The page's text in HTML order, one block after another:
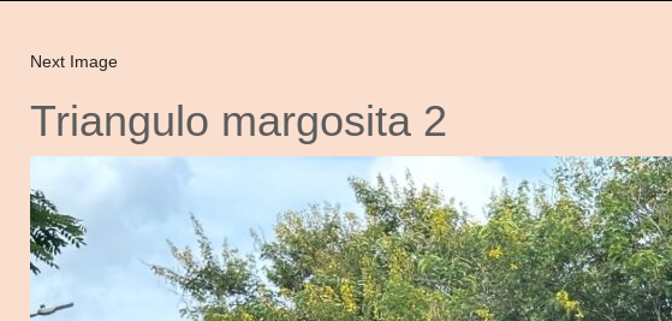
Next Image
Triangulo margosita 2